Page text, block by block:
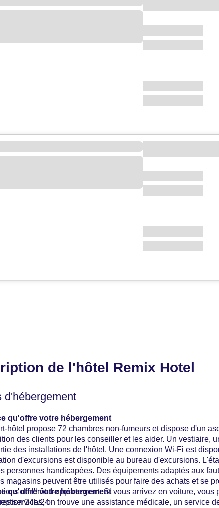
de l'hôtel Remix Hotel
d'hébergement
qu'offre votre hébergement
hôtel propose 72 chambres non-fumeurs et dispose d'un
des clients pour les conseiller et les aider. Un vestiaire,
des installations de l'hôtel. Une connexion Wi-Fi est
d'excursions est disponible au bureau d'excursions.
personnes handicapées. Des équipements adaptés aux
magasins peuvent être utilisés pour faire des achats et se
de l'hôtel-appartement. Si vous arrivez en voiture,
services, on trouve une assistance médicale, un service
qu'offre votre hébergement
24h/24